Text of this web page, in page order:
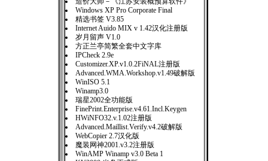
Windows XP Pro Corporate Final
精选书签 V3.85
Internet Auido MIX v 1.42汉化注册版
岁月留声 V1.0
方正兰亭简繁全套中文字库
IPCheck 2.9e
Customizer.XP.v1.0.2FiNAL注册版
Advanced.WMA.Workshop.v1.49破解版
WinISO 5.1
Winamp3.0
瑞星2002全功能版
FinePrint.Enterprise.v4.61.Incl.Keygen
HWiNFO32.v.1.02注册版
Advanced.Maillist.Verify.v4.2破解版
WebCopier 2.7汉化版
魔装网神2001.v3.2注册版
WinAMP Winamp v3.0 Beta 1